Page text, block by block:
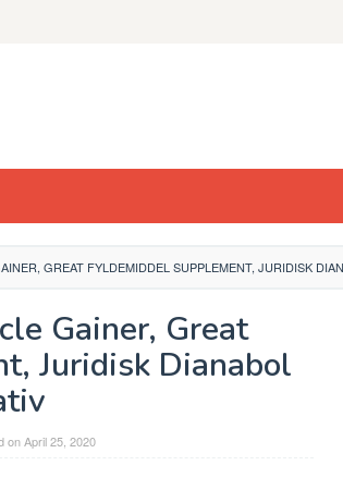
GREAT FYLDEMIDDEL SUPPLEMENT, JURIDISK
Gainer, Great
Juridisk Dianabol
onApril 25, 2020